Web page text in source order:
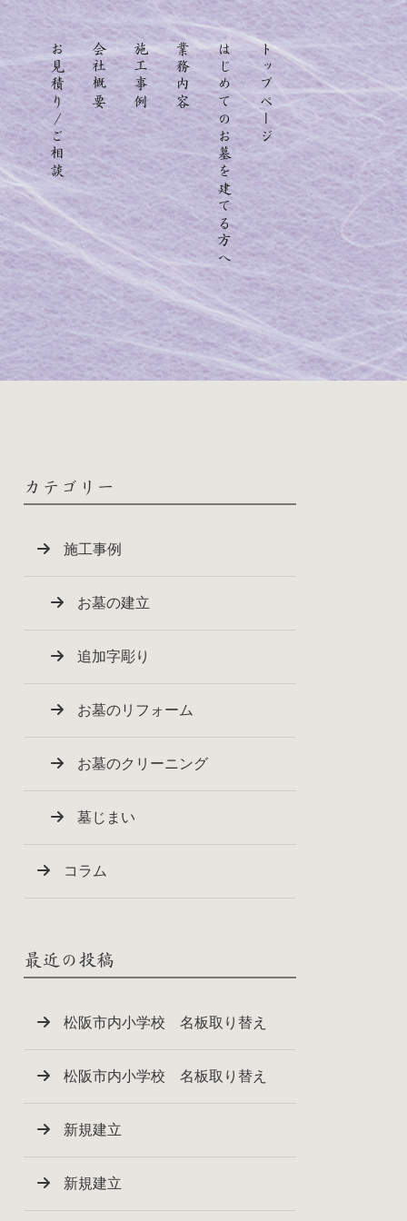
トップページ
はじめてのお墓を建てる方へ
業務内容
施工事例
会社概要
お見積り/ご相談
カテゴリー
施工事例
お墓の建立
追加字彫り
お墓のリフォーム
お墓のクリーニング
墓じまい
コラム
最近の投稿
松阪市内小学校 名板取り替え
松阪市内小学校 名板取り替え
新規建立
新規建立